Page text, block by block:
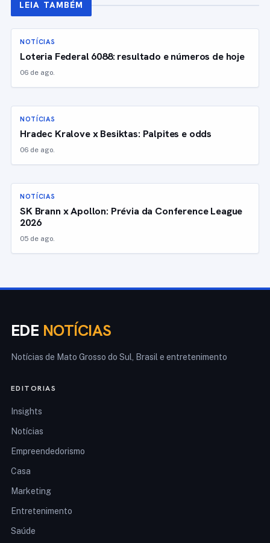
LEIA TAMBÉM
NOTÍCIAS
Loteria Federal 6088: resultado e números de hoje
06 de ago.
NOTÍCIAS
Hradec Kralove x Besiktas: Palpites e odds
06 de ago.
NOTÍCIAS
SK Brann x Apollon: Prévia da Conference League
2026
05 de ago.
EDE NOTÍCIAS
Notícias de Mato Grosso do Sul, Brasil e entretenimento
EDITORIAS
Insights
Notícias
Empreendedorismo
Casa
Marketing
Entretenimento
Saúde